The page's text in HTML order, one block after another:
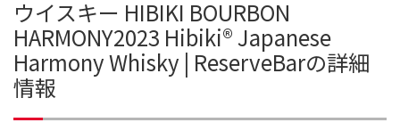
ウイスキー HIBIKI BOURBON
HARMONY2023 Hibiki®️ Japanese
Harmony Whisky | ReserveBarの詳細
情報